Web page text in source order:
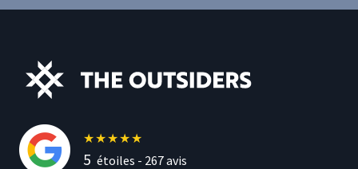
★★★★★
5 étoiles - 267avis